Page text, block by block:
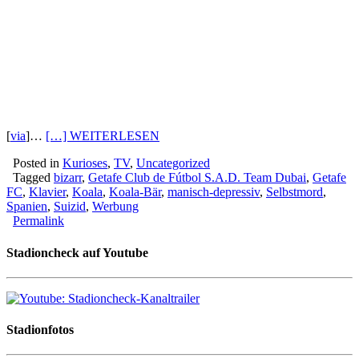
[via]… […] WEITERLESEN
Posted in Kurioses, TV, Uncategorized
Tagged bizarr, Getafe Club de Fútbol S.A.D. Team Dubai, Getafe
FC, Klavier, Koala, Koala-Bär, manisch-depressiv, Selbstmord,
Spanien, Suizid, Werbung
Permalink
Stadioncheck auf Youtube
Stadionfotos